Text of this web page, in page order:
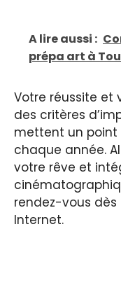
A lire aussi :
prépa art à
Votre réussite et
des critères
mettent un point
chaque année.
votre rêve et
rendez-vous
Internet.